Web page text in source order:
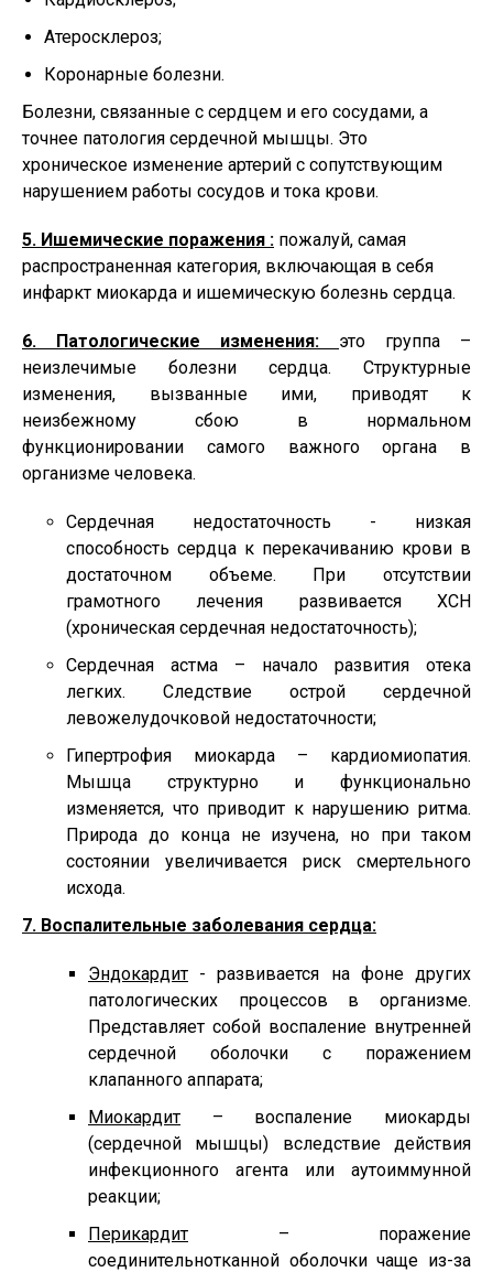
Атеросклероз;
Коронарные болезни.
Болезни, связанные с сердцем и его сосудами, а
точнее патология сердечной мышцы. Это
хроническое изменение артерий с сопутствующим
нарушением работы сосудов и тока крови.
5. Ишемические поражения : пожалуй, самая
распространенная категория, включающая в себя
инфаркт миокарда и ишемическую болезнь сердца.
6. Патологические изменения: это группа –
неизлечимые болезни сердца. Структурные
изменения, вызванные ими, приводят к
неизбежному сбою в нормальном
функционировании самого важного органа в
организме человека.
Сердечная недостаточность - низкая
способность сердца к перекачиванию крови в
достаточном объеме. При отсутствии
грамотного лечения развивается ХСН
(хроническая сердечная недостаточность);
Сердечная астма – начало развития отека
легких. Следствие острой сердечной
левожелудочковой недостаточности;
Гипертрофия миокарда – кардиомиопатия.
Мышца структурно и функционально
изменяется, что приводит к нарушению ритма.
Природа до конца не изучена, но при таком
состоянии увеличивается риск смертельного
исхода.
7. Воспалительные заболевания сердца:
Эндокардит - развивается на фоне других
патологических процессов в организме.
Представляет собой воспаление внутренней
сердечной оболочки с поражением
клапанного аппарата;
Миокардит – воспаление миокарды
(сердечной мышцы) вследствие действия
инфекционного агента или аутоиммунной
реакции;
Перикардит – поражение
соединительнотканной оболочки чаще из-за